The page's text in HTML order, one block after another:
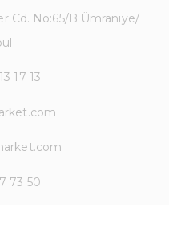
Cd. No:65/B Ümraniye/
17 13
73 50